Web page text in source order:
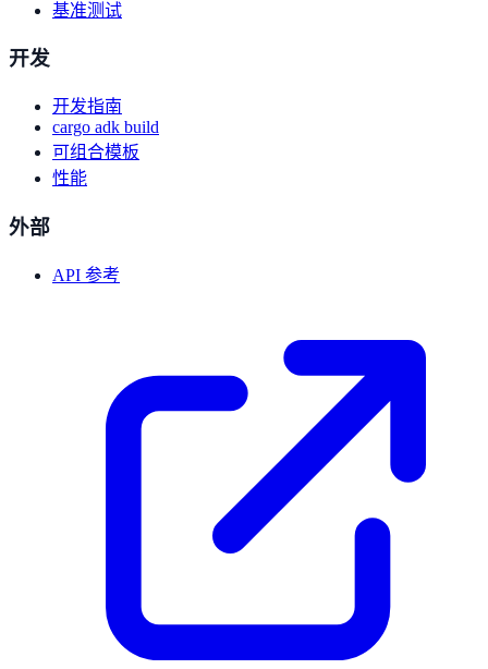
基准测试
开发
开发指南
cargo adk build
可组合模板
性能
外部
API 参考